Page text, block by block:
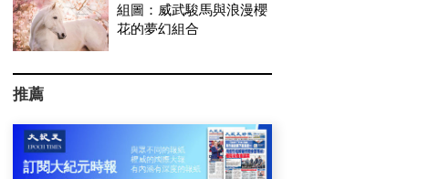
組圖：威武駿馬與浪漫櫻
花的夢幻組合
推薦